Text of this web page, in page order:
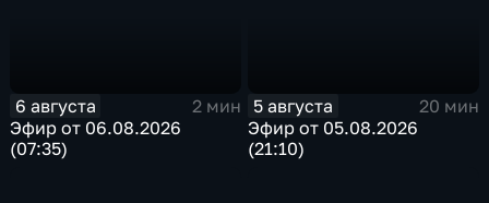
6 августа
2 мин
Эфир от 06.08.2026
(07:35)
5 августа
20 мин
Эфир от 05.08.2026
(21:10)